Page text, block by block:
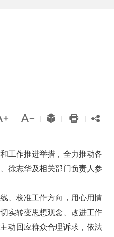
   
工作推进举措，全力推动各
徐志华及相关部门负责人参
、校准工作方向，用心用情
实转变思想观念、改进工作
动回应群众合理诉求，依法